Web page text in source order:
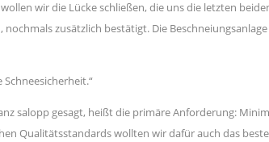
wir die Lücke schließen, die uns die letzten
zusätzlich bestätigt. Die
Schneesicherheit.“
salopp gesagt, heißt die primäre Anforderung:
Qualitätsstandards wollten wir dafür auch das